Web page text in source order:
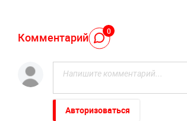
Комментарий 0
Авторизоваться